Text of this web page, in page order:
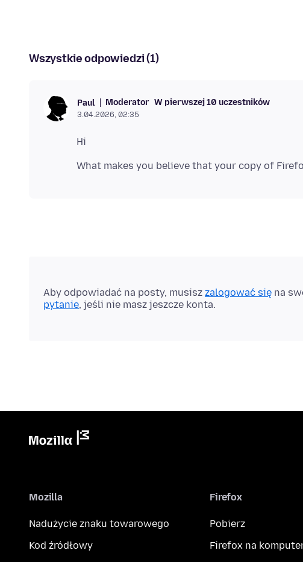
Wszystkie odpowiedzi (1)
Paul Moderator W pierwszej 10 uczestników
3.04.2026, 02:35
Aby odpowiadać na posty, musisz zalogować się na
pytanie, jeśli nie masz jeszcze konta.
Mozilla
Nadużycie znaku towarowego
Kod źródłowy
Firefox
Pobierz
Firefox na